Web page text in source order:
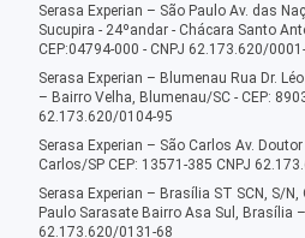
Serasa Experian – São Paulo Av. das
Sucupira - 24ºandar - Chácara Santo
CEP:04794-000 - CNPJ 62.173.620/
Serasa Experian – Blumenau Rua Dr.
– Bairro Velha, Blumenau/SC - CEP:
62.173.620/0104-95
Serasa Experian – São Carlos Av.
Carlos/SP CEP: 13571-385 CNPJ
Serasa Experian – Brasília ST SCN, S/N,
Paulo Sarasate Bairro Asa Sul, Brasília –
62.173.620/0131-68